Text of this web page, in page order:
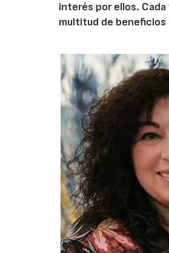
interés por ellos.
multitud de beneficios